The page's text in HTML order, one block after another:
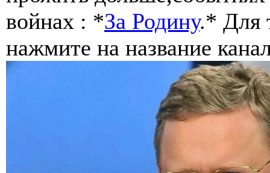
войнах : *За Родину.* Для
нажмите на название